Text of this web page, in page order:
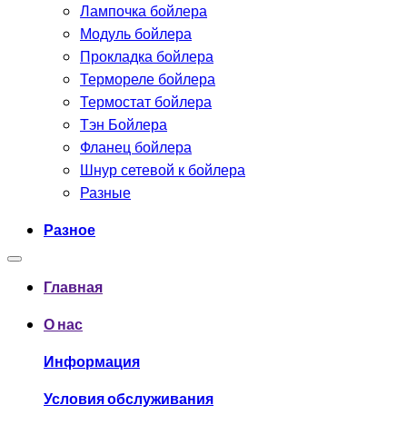
Лампочка бойлера
Модуль бойлера
Прокладка бойлера
Термореле бойлера
Термостат бойлера
Тэн Бойлера
Фланец бойлера
Шнур сетевой к бойлера
Разные
Разное
Главная
О нас
Информация
Условия обслуживания